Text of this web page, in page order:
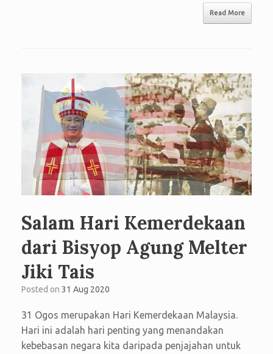
Read More
Salam Hari Kemerdekaan
dari Bisyop Agung Melter
Jiki Tais
Posted on 31 Aug 2020
31 Ogos merupakan Hari Kemerdekaan Malaysia.
Hari ini adalah hari penting yang menandakan
kebebasan negara kita daripada penjajahan untuk